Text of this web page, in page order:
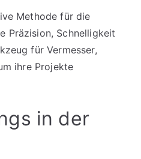
Methode für die
Präzision, Schnelligkeit
für Vermesser,
ihre Projekte
in der